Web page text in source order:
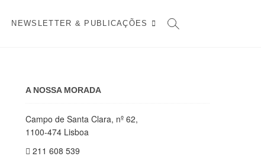
NEWSLETTER & PUBLICAÇÕES
A NOSSA MORADA
Campo de Santa Clara, nº 62,
1100-474 Lisboa
211 608 539